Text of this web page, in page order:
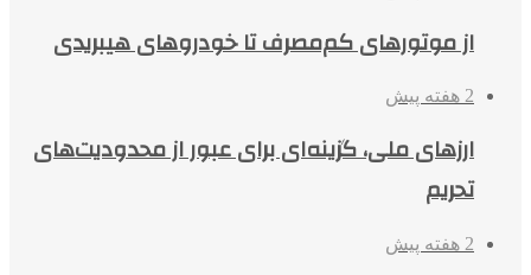
از موتورهای کم‌مصرف تا خودروهای هیبریدی
2 هفته پیش
ارزهای ملی، گزینه‌ای برای عبور از محدودیت‌های
تحریم
2 هفته پیش